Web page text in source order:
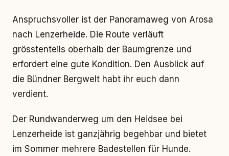
Anspruchsvoller ist der Panoramaweg von Arosa
nach Lenzerheide. Die Route verläuft
grösstenteils oberhalb der Baumgrenze und
erfordert eine gute Kondition. Den Ausblick auf
die Bündner Bergwelt habt ihr euch dann
verdient.
Der Rundwanderweg um den Heidsee bei
Lenzerheide ist ganzjährig begehbar und bietet
im Sommer mehrere Badestellen für Hunde.